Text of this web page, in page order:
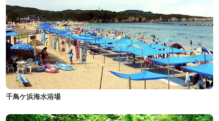
千鳥ケ浜海水浴場